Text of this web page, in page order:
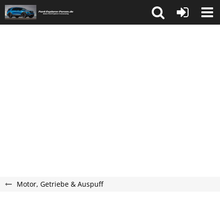
Motor, Getriebe & Auspuff